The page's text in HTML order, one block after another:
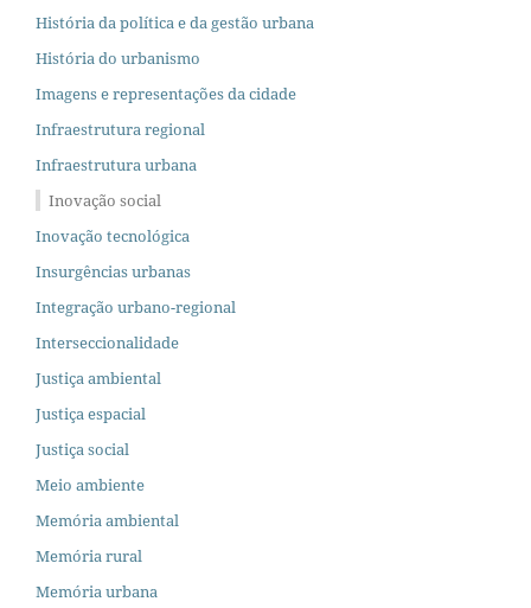
História da política e da gestão urbana
História do urbanismo
Imagens e representações da cidade
Infraestrutura regional
Infraestrutura urbana
Inovação social
Inovação tecnológica
Insurgências urbanas
Integração urbano-regional
Interseccionalidade
Justiça ambiental
Justiça espacial
Justiça social
Meio ambiente
Memória ambiental
Memória rural
Memória urbana